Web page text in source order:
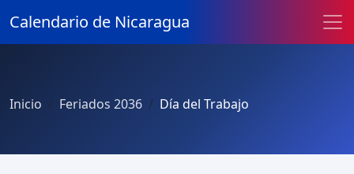
Calendario de Nicaragua
Inicio Feriados 2036 Día del Trabajo